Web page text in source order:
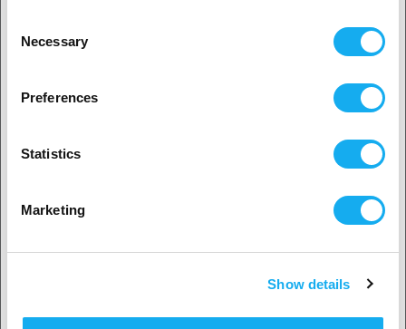
Selection
Necessary
Preferences
Statistics
Marketing
Show details
SPØRGSMÅL OM ARTIKLEN?